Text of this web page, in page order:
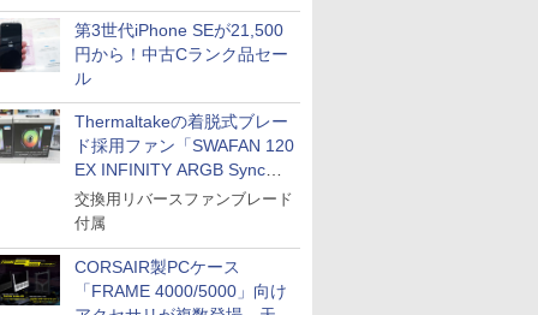
古Bランク品セール
第3世代iPhone SEが21,500
円から！中古Cランク品セー
ル
Thermaltakeの着脱式ブレー
ド採用ファン「SWAFAN 120
EX INFINITY ARGB Sync」
に単品パッケージ
交換用リバースファンブレード
付属
CORSAIR製PCケース
「FRAME 4000/5000」向け